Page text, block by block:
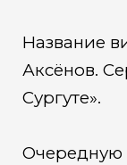
Название
Аксёнов.
Сургуте».
Очередную